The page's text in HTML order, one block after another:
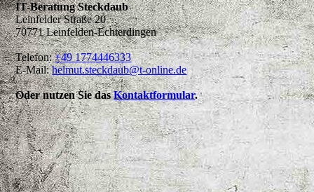
IT-Beratung Steckdaub
Leinfelder Straße 20
70771 Leinfelden-Echterdingen
Telefon:+49 1774446333
E-Mail:helmut.steckdaub@t-online.de
Oder nutzen Sie dasKontaktformular.